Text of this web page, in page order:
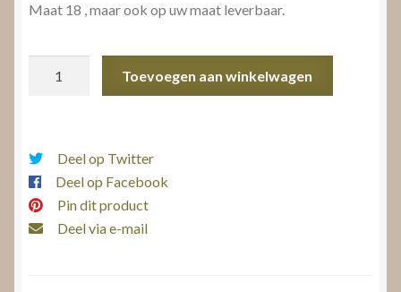
Maat 18 , maar ook op uw maat leverbaar.
Toevoegen aan winkelwagen
Deel op Twitter
Deel op Facebook
Pin dit product
Deel via e-mail